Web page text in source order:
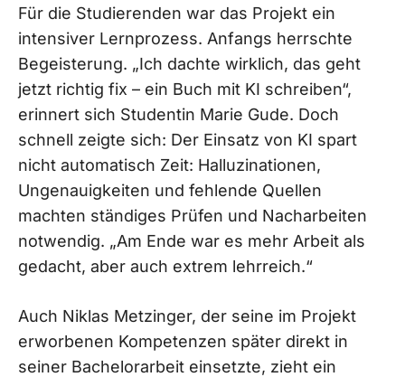
Für die Studierenden war das Projekt ein
intensiver Lernprozess. Anfangs herrschte
Begeisterung. „Ich dachte wirklich, das geht
jetzt richtig fix – ein Buch mit KI schreiben“,
erinnert sich Studentin Marie Gude. Doch
schnell zeigte sich: Der Einsatz von KI spart
nicht automatisch Zeit: Halluzinationen,
Ungenauigkeiten und fehlende Quellen
machten ständiges Prüfen und Nacharbeiten
notwendig. „Am Ende war es mehr Arbeit als
gedacht, aber auch extrem lehrreich.“
Auch Niklas Metzinger, der seine im Projekt
erworbenen Kompetenzen später direkt in
seiner Bachelorarbeit einsetzte, zieht ein